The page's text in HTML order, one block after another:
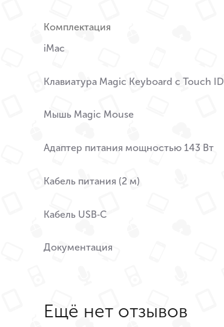
Комплектация
iMac
Клавиатура Magic Keyboard c Touch ID
Мышь Magic Mouse
Адаптер питания мощностью 143 Вт
Кабель питания (2 м)
Кабель USB‑C
Документация
Ещё нет отзывов